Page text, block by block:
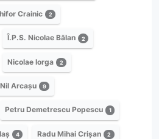
Crainic 2
Î.P.S. Nicolae Bălan 2
Nicolae Iorga 2
Nil Arcașu 9
Petru Demetrescu Popescu 1
4 Radu Mihai Crișan 2